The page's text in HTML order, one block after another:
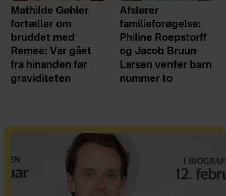
Mathilde Gøhler
fortæller om
bruddet med
Remee: Var gået
fra hinanden før
graviditeten
Afslører
familieforøgelse:
Philine Roepstorff
og Jacob Bruun
Larsen venter barn
nummer to